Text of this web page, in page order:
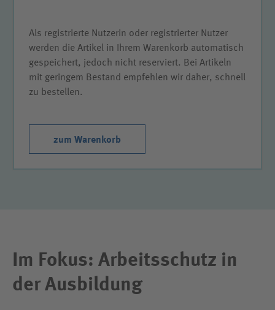
Als registrierte Nutzerin oder registrierter Nutzer
werden die Artikel in Ihrem Warenkorb automatisch
gespeichert, jedoch nicht reserviert. Bei Artikeln
mit geringem Bestand empfehlen wir daher, schnell
zu bestellen.
zum Warenkorb
Im Fokus: Arbeitsschutz in
der Ausbildung